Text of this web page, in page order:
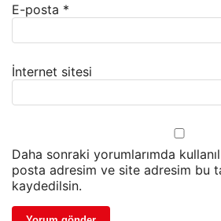
E-posta *
İnternet sitesi
Daha sonraki yorumlarımda
posta adresim ve site adresim bu
kaydedilsin.